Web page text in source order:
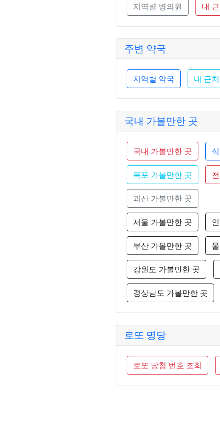
지역별 병의원 내
주변 약국
지역별 약국 내 근
국내 가볼만한 곳
국내 가볼만한 곳
목포 가볼만한 곳
괴산 가볼만한 곳
서울 가볼만한 곳
부산 가볼만한 곳
강원도 가볼만한 곳
경상남도 가볼만한 곳
로또 명당
로또 당첨 번호 조회